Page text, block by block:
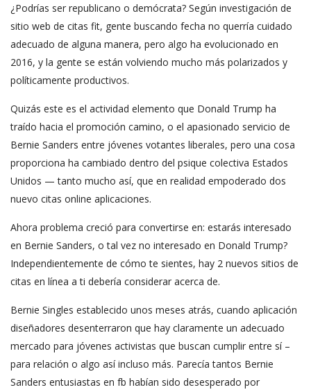
¿Podrías ser republicano o demócrata? Según investigación de
sitio web de citas fit, gente buscando fecha no querría cuidado
adecuado de alguna manera, pero algo ha evolucionado en
2016, y la gente se están volviendo mucho más polarizados y
políticamente productivos.
Quizás este es el actividad elemento que Donald Trump ha
traído hacia el promoción camino, o el apasionado servicio de
Bernie Sanders entre jóvenes votantes liberales, pero una cosa
proporciona ha cambiado dentro del psique colectiva Estados
Unidos — tanto mucho así, que en realidad empoderado dos
nuevo citas online aplicaciones.
Ahora problema creció para convertirse en: estarás interesado
en Bernie Sanders, o tal vez no interesado en Donald Trump?
Independientemente de cómo te sientes, hay 2 nuevos sitios de
citas en línea a ti debería considerar acerca de.
Bernie Singles establecido unos meses atrás, cuando aplicación
diseñadores desenterraron que hay claramente un adecuado
mercado para jóvenes activistas que buscan cumplir entre sí –
para relación o algo así incluso más. Parecía tantos Bernie
Sanders entusiastas en fb habían sido desesperado por